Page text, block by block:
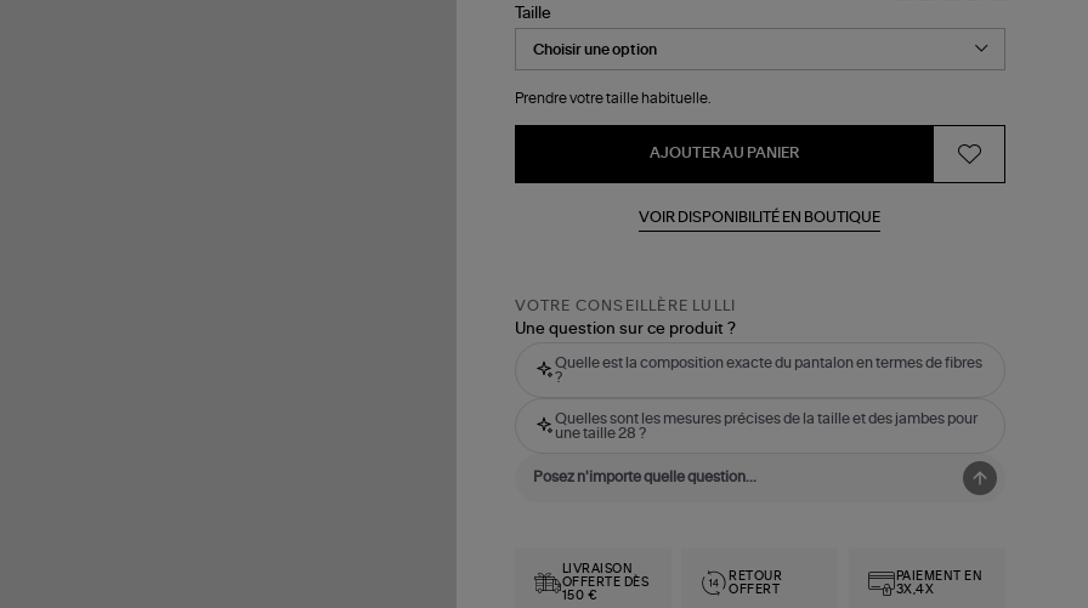
Taille
Prendre votre taille habituelle.
AJOUTER AU PANIER
VOIR DISPONIBILITÉ EN BOUTIQUE
VOTRE CONSEILLÈRE LULLI
Une question sur ce produit ?
Quelle est la composition exacte du pantalon en termes de fibres
?
Quelles sont les mesures précises de la taille et des jambes pour
une taille 28 ?
LIVRAISON
OFFERTE DÈS
150 €
RETOUR
OFFERT
PAIEMENT EN
3X,4X